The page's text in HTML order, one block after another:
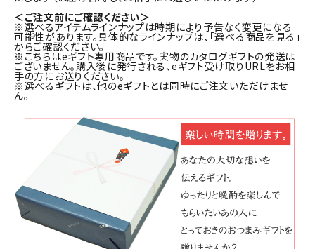
＜ご注文前にご確認ください＞
※選べるアイテムラインナップは時期により予告なく変更になる
可能性があります。具体的なラインナップは、「選べる商品を見る」
からご確認ください。
※こちらはeギフト専用商品です。実物のカタログギフトの発送は
ございません。購入後に発行される、eギフト受け取りURLをお相
手の方にお送りください。
※選べるギフトは、他のeギフトとは同時にご注文いただけませ
ん。